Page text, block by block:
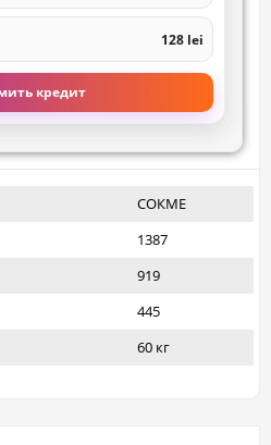
128 lei
кредит
СОКМЕ
1387
919
445
60 кг